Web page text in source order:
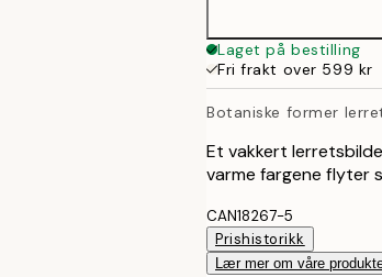
Laget på bestilling
Fri frakt over 599 kr
Botaniske former
Et vakkert
varme fargene flyter
CAN18267-5
Prishistorikk
Lær mer om våre